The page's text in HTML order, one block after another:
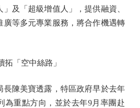
及「超級增值人」，提供融資、
廣等多元專業服務，將合作機遇轉
「空中絲路」
陳美寶透露，特區政府早於去年
為重點方向，並於去年9月率團赴